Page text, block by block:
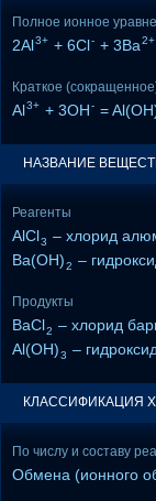
Полное ионное
2Al3+ + 6Cl- + 3Ba2+
Краткое
Al3+ + 3OH- =
НАЗВАНИЕ
Реагенты
AlCl3 – хлорид
Ba(OH)2 –
Продукты
BaCl2 – хлорид
Al(OH)3 –
КЛАССИФИКАЦИЯ
По числу и составу
Обмена (ионного